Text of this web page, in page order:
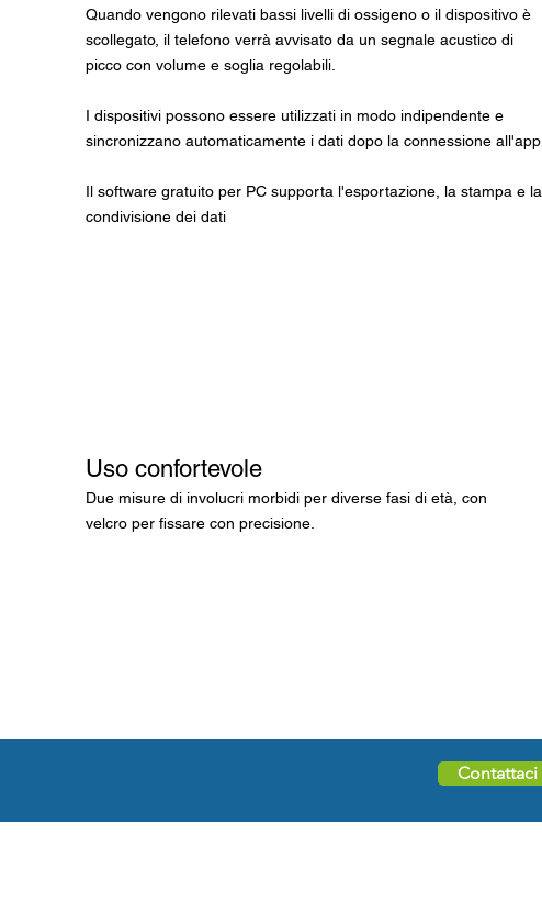
Quando vengono rilevati bassi livelli di ossigeno o il dispositivo è
scollegato, il telefono verrà avvisato da un segnale acustico di
picco con volume e soglia regolabili.
I dispositivi possono essere utilizzati in modo indipendente e
sincronizzano automaticamente i dati dopo la connessione all'app.
Il software gratuito per PC supporta l'esportazione, la stampa e la
condivisione dei dati
Uso confortevole
Due misure di involucri morbidi per diverse fasi di età, con
velcro per fissare con precisione.
Contattaci